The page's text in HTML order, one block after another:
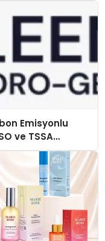
Emisyonlu
ve TSSA